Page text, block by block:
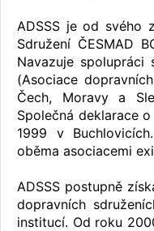
ADSSS je od svého
Sdružení ČESMAD
Navazuje spolupráci
(Asociace
Čech, Moravy a
Společná deklarace
1999 v
oběma asociacemi
ADSSS postupně
dopravních
institucí. Od roku